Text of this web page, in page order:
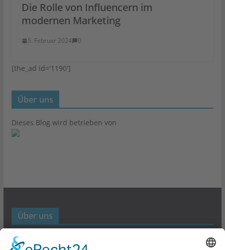
Die Rolle von Influencern im
modernen Marketing
5. Februar 2024 0
[the_ad id='1190']
Über uns
Dieses Blog wird betrieben von
Über uns
Werbund- und Marketing Blog